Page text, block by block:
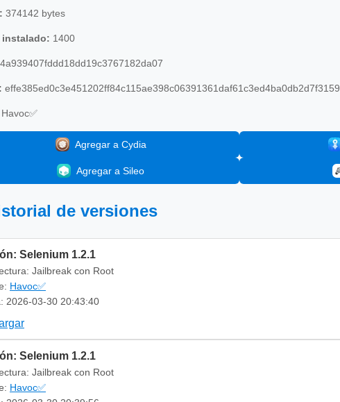
374142 bytes
instalado: 1400
effe385ed0c3e451202ff84c115ae398c06391361daf61c3ed4ba0db2d7f3159
Havoc✅
Agregar a Cydia
Agregar a Sileo
de versiones
Selenium 1.2.1
Jailbreak con Root
Havoc✅
2026-03-30 20:43:40
Selenium 1.2.1
Jailbreak con Root
Havoc✅